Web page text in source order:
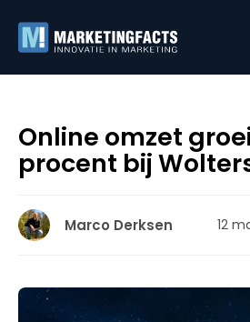
Online omzet
procent bij
Marco Derksen 12